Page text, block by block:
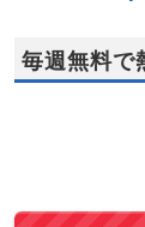
毎週無料で